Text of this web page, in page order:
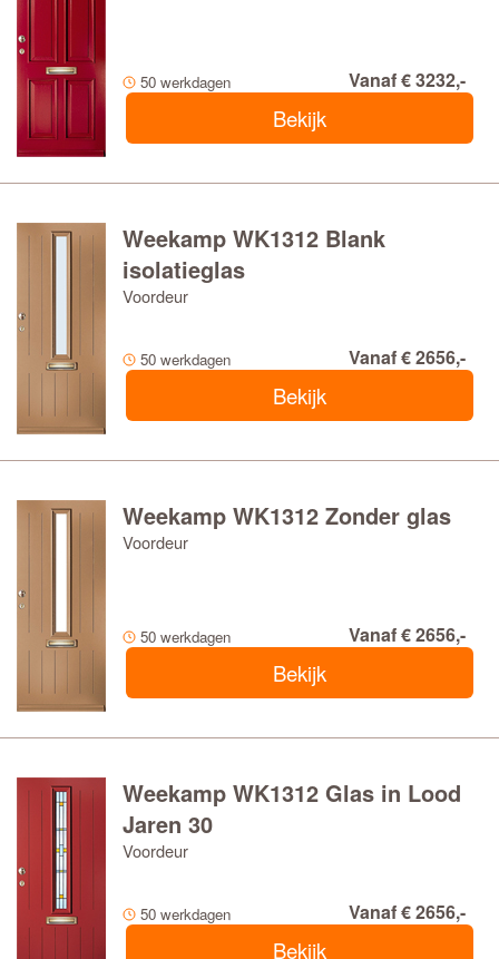
50 werkdagen Vanaf € 3232,-
Bekijk
Weekamp WK1312 Blank
isolatieglas
Voordeur
50 werkdagen Vanaf € 2656,-
Bekijk
Weekamp WK1312 Zonder glas
Voordeur
50 werkdagen Vanaf € 2656,-
Bekijk
Weekamp WK1312 Glas in Lood
Jaren 30
Voordeur
50 werkdagen Vanaf € 2656,-
Bekijk